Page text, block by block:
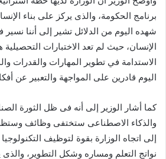
برنامج الحكومة، والذى يركز على بناء
شهده اليوم من الدلائل تشير إلى أننا
الإنسان، حيث لم تعد الاختبارات
الاستدامة في تطوير المهارات والقدرات
اليوم قادرين على المواجهة والتعبير عن
كما أشار الوزير إلى أنه فى ظل الثورة
والذكاء الاصطناعى ستختفى وظائف
إلى اتجاه الوزارة بقوة لتوظيف
نواتج التعلم ومساره وشكل التطوير،